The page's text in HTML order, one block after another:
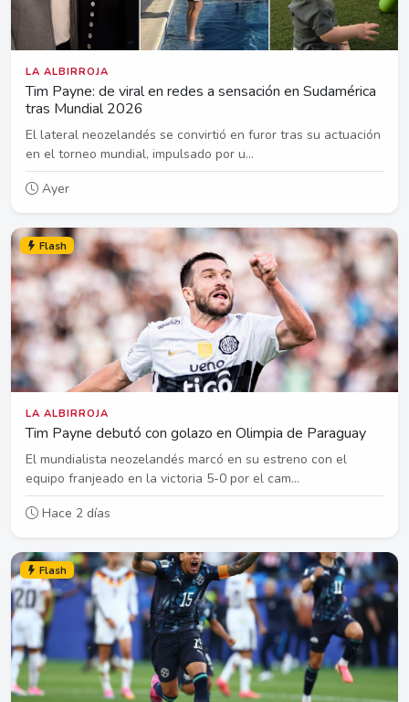
LA ALBIRROJA
Tim Payne: de viral en redes a sensación en Sudamérica
tras Mundial 2026
El lateral neozelandés se convirtió en furor tras su actuación
en el torneo mundial, impulsado por u...
Ayer
Flash
LA ALBIRROJA
Tim Payne debutó con golazo en Olimpia de Paraguay
El mundialista neozelandés marcó en su estreno con el
equipo franjeado en la victoria 5-0 por el cam...
Hace 2 días
Flash